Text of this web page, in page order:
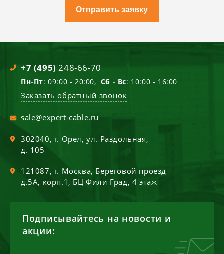
Отправить заявку
+7 (495) 248-66-70
Пн-Пт: 09:00 - 20:00, Сб - Вс: 10:00 - 16:00
Заказать обратный звонок
sale@expert-cable.ru
302040, г. Орел,ул. Раздольная,
д. 105
121087, г. Москва, Береговой проезд
д.5А, корп.1, БЦ Фили Град, 4 этаж
Подписывайтесь на новости и
акции: